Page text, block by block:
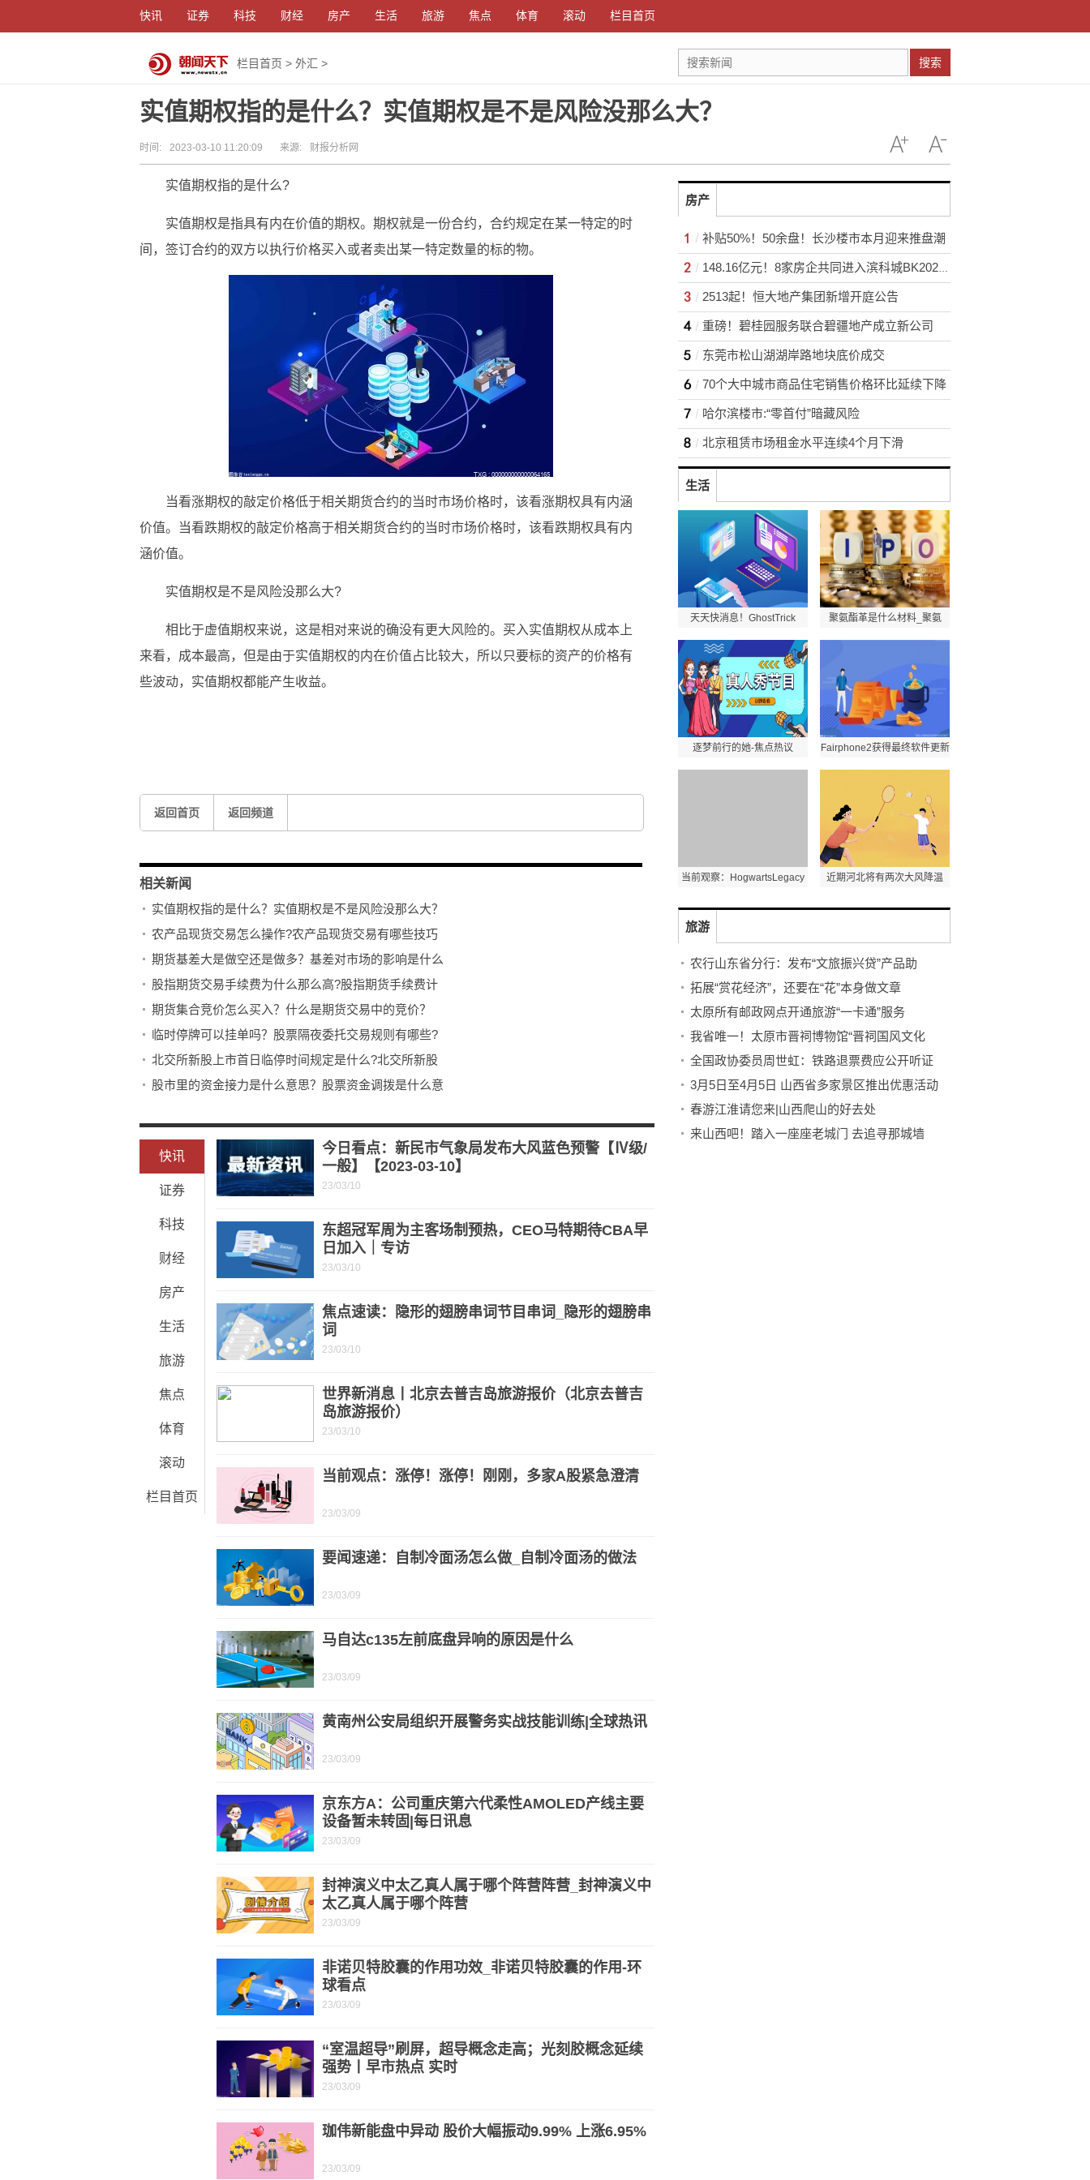
快讯 证券 科技 财经 房产 生活 旅游 焦点 体育 滚动 栏目首页
栏目首页 > 外汇 > 搜索
实值期权指的是什么？实值期权是不是风险没那么大？
时间: 2023-03-10 11:20:09 来源: 财报分析网
实值期权指的是什么?
实值期权是指具有内在价值的期权。期权就是一份合约，合约规定在某一特定的时
间，签订合约的双方以执行价格买入或者卖出某一特定数量的标的物。
当看涨期权的敲定价格低于相关期货合约的当时市场价格时，该看涨期权具有内涵
价值。当看跌期权的敲定价格高于相关期货合约的当时市场价格时，该看跌期权具有内
涵价值。
实值期权是不是风险没那么大?
相比于虚值期权来说，这是相对来说的确没有更大风险的。买入实值期权从成本上
来看，成本最高，但是由于实值期权的内在价值占比较大，所以只要标的资产的价格有
些波动，实值期权都能产生收益。
返回首页 返回频道
相关新闻
实值期权指的是什么？实值期权是不是风险没那么大？
农产品现货交易怎么操作?农产品现货交易有哪些技巧
期货基差大是做空还是做多？基差对市场的影响是什么
股指期货交易手续费为什么那么高?股指期货手续费计
期货集合竞价怎么买入？什么是期货交易中的竞价？
临时停牌可以挂单吗？股票隔夜委托交易规则有哪些?
北交所新股上市首日临停时间规定是什么?北交所新股
股市里的资金接力是什么意思？股票资金调拨是什么意
快讯
证券
科技
财经
房产
生活
旅游
焦点
体育
滚动
栏目首页
今日看点：新民市气象局发布大风蓝色预警【Ⅳ级/
一般】【2023-03-10】
23/03/10
东超冠军周为主客场制预热，CEO马特期待CBA早
日加入｜专访
23/03/10
焦点速读：隐形的翅膀串词节目串词_隐形的翅膀串
词
23/03/10
世界新消息丨北京去普吉岛旅游报价（北京去普吉
岛旅游报价）
23/03/10
当前观点：涨停！涨停！刚刚，多家A股紧急澄清
23/03/09
要闻速递：自制冷面汤怎么做_自制冷面汤的做法
23/03/09
马自达c135左前底盘异响的原因是什么
23/03/09
黄南州公安局组织开展警务实战技能训练|全球热讯
23/03/09
京东方A：公司重庆第六代柔性AMOLED产线主要
设备暂未转固|每日讯息
23/03/09
封神演义中太乙真人属于哪个阵营阵营_封神演义中
太乙真人属于哪个阵营
23/03/09
非诺贝特胶囊的作用功效_非诺贝特胶囊的作用-环
球看点
23/03/09
“室温超导”刷屏，超导概念走高；光刻胶概念延续
强势丨早市热点 实时
23/03/09
珈伟新能盘中异动 股价大幅振动9.99% 上涨6.95%
23/03/09
房产
补贴50%！50余盘！长沙楼市本月迎来推盘潮
148.16亿元！8家房企共同进入滨科城BK202201号
2513起！恒大地产集团新增开庭公告
重磅！碧桂园服务联合碧疆地产成立新公司
东莞市松山湖湖岸路地块底价成交
70个大中城市商品住宅销售价格环比延续下降
哈尔滨楼市:“零首付”暗藏风险
北京租赁市场租金水平连续4个月下滑
生活
天天快消息！GhostTrick 聚氨酯革是什么材料_聚氨
逐梦前行的她-焦点热议 Fairphone2获得最终软件更新
当前观察：HogwartsLegacy 近期河北将有两次大风降温
旅游
农行山东省分行：发布“文旅振兴贷”产品助
拓展“赏花经济”，还要在“花”本身做文章
太原所有邮政网点开通旅游“一卡通”服务
我省唯一！太原市晋祠博物馆“晋祠国风文化
全国政协委员周世虹：铁路退票费应公开听证
3月5日至4月5日 山西省多家景区推出优惠活动
春游江淮请您来|山西爬山的好去处
来山西吧！踏入一座座老城门 去追寻那城墙